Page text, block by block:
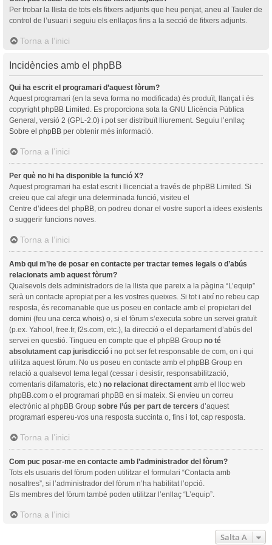
Per trobar la llista de tots els fitxers adjunts que heu penjat, aneu al Tauler de
control de l’usuari i seguiu els enllaços fins a la secció de fitxers adjunts.
Torna a l’inici
Incidències amb el phpBB
Qui ha escrit el programari d’aquest fòrum?
Aquest programari (en la seva forma no modificada) és produït, llançat i és
copyright phpBB Limited . Es proporciona sota la GNU Llicència Pública
General, versió 2 (GPL-2.0) i pot ser distribuït lliurement. Seguiu l’enllaç
Sobre el phpBB per obtenir més informació.
Torna a l’inici
Per què no hi ha disponible la funció X?
Aquest programari ha estat escrit i llicenciat a través de phpBB Limited. Si
creieu que cal afegir una determinada funció, visiteu el
Centre d’idees del phpBB , on podreu donar el vostre suport a idees existents
o suggerir funcions noves.
Torna a l’inici
Amb qui m’he de posar en contacte per tractar temes legals o d’abús
relacionats amb aquest fòrum?
Qualsevols dels administradors de la llista que pareix a la pàgina “L’equip”
serà un contacte apropiat per a les vostres queixes. Si tot i així no rebeu cap
resposta, és recomanable que us poseu en contacte amb el propietari del
domini (feu una cerca whois) o, si el fòrum s’executa sobre un servei gratuït
(p.ex. Yahoo!, free.fr, f2s.com, etc.), la direcció o el departament d’abús del
servei en questió. Tingueu en compte que el phpBB Group no té
absolutament cap jurisdicció i no pot ser fet responsable de com, on i qui
utilitza aquest fòrum. No us poseu en contacte amb el phpBB Group en
relació a qualsevol tema legal (cessar i desistir, responsabilització,
comentaris difamatoris, etc.) no relacionat directament amb el lloc web
phpBB.com o el programari phpBB en sí mateix. Si envieu un correu
electrònic al phpBB Group sobre l’ús per part de tercers d’aquest
programari espereu-vos una resposta succinta o, fins i tot, cap resposta.
Torna a l’inici
Com puc posar-me en contacte amb l’administrador del fòrum?
Tots els usuaris del fòrum poden utilitzar el formulari “Contacta amb
nosaltres”, si l’administrador del fòrum n’ha habilitat l’opció.
Els membres del fòrum també poden utilitzar l’enllaç “L’equip”.
Torna a l’inici
Salta A